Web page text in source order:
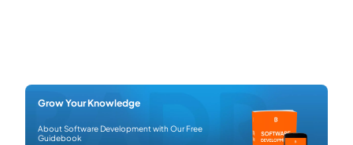
Grow Your Knowledge
About Software Development with Our Free
Guidebook